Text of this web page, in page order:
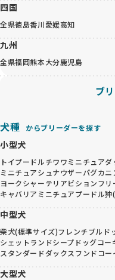
四国
全県徳島香川愛媛高知
九州
全県福岡熊本大分鹿児島
ブ
犬種 からブリーダーを探す
小型犬
トイプードルチワワミニチュア
ミニチュアシュナウザーパグカニ
ヨークシャーテリアビションフリ
キャバリア ミニチュアプードル狆
中型犬
柴犬(標準サイズ)フレンチブルド
シェットランドシープドッグコー
スタンダードダックスフンドコー
大型犬